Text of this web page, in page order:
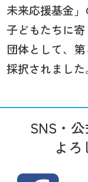
未来応援基金」
子どもたちに
団体として、
採択されました
SNS・
よろ